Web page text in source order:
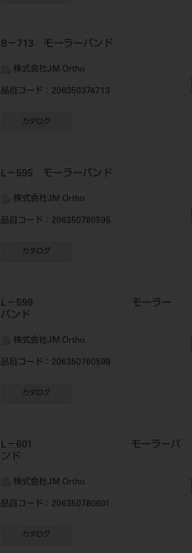
B－713 モーラーバンド
株式会社JM Ortho
品目コード ：206350374713
カタログ
L－595 モーラーバンド
株式会社JM Ortho
品目コード ：206350780595
カタログ
L－598 モーラー
バンド
株式会社JM Ortho
品目コード ：206350780598
カタログ
L－601 モーラーバ
ンド
株式会社JM Ortho
品目コード ：206350780601
カタログ